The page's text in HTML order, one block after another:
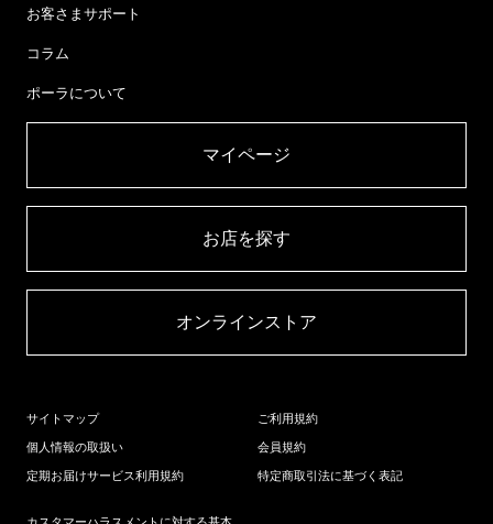
お客さまサポート
コラム
ポーラについて
マイページ​
お店を探す​
オンラインストア​
サイトマップ
個人情報の取扱い
定期お届けサービス利用規約
ご利用規約
会員規約
特定商取引法に基づく表記